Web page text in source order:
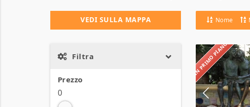
VEDI SULLA MAPPA
Filtra
Prezzo
0
Nome
IN PRIMO PIANO